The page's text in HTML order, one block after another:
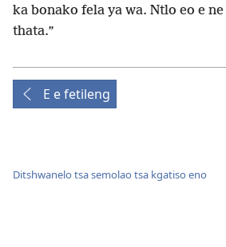
ka bonako fela ya wa. Ntlo eo e
thata.”
E e fetileng
Ditshwanelo tsa semolao tsa kgatiso eno